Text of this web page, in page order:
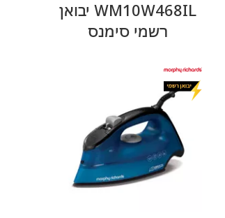
WM10W468IL יבואן
רשמי סימנס